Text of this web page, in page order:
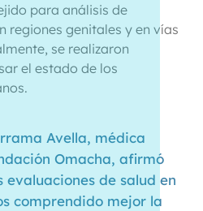
para análisis de
regiones genitales y en vías
se realizaron
el estado de los
Avella, médica
Omacha, afirmó
evaluaciones de salud en
comprendido mejor la